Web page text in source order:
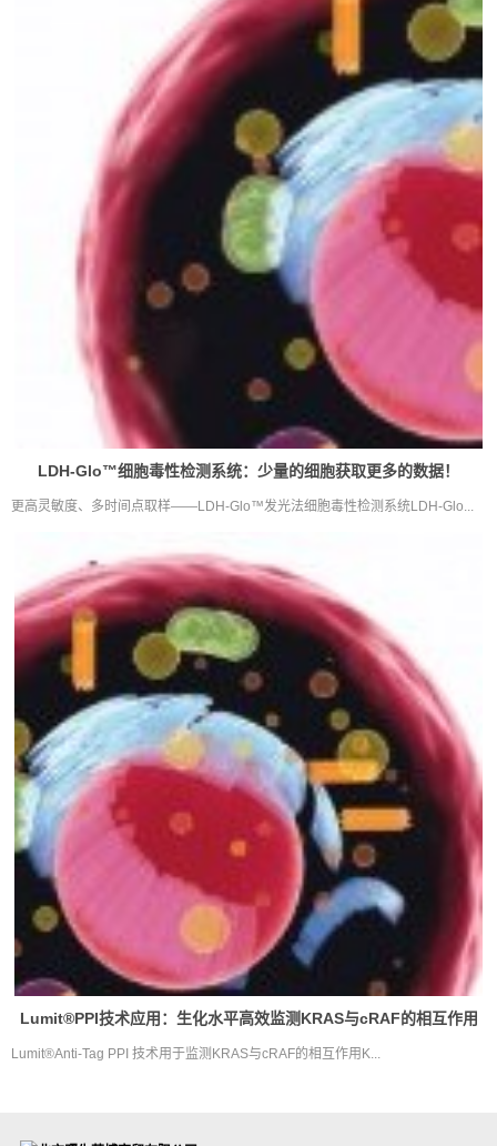
LDH-Glo™细胞毒性检测系统：少量的细胞获取更多的数据！
更高灵敏度、多时间点取样——LDH-Glo™发光法细胞毒性检测系统LDH-Glo...
Lumit®PPI技术应用：生化水平高效监测KRAS与cRAF的相互作用
Lumit®Anti-Tag PPI 技术用于监测KRAS与cRAF的相互作用K...